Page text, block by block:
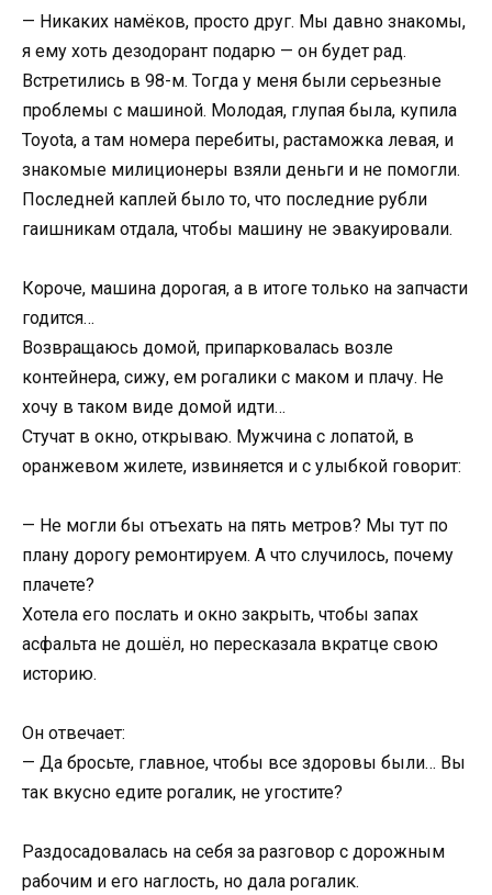
— Никаких намёков, просто друг. Мы давно знакомы,
я ему хоть дезодорант подарю — он будет рад.
Встретились в 98-м. Тогда у меня были серьезные
проблемы с машиной. Молодая, глупая была, купила
Toyota, а там номера перебиты, растаможка левая, и
знакомые милиционеры взяли деньги и не помогли.
Последней каплей было то, что последние рубли
гаишникам отдала, чтобы машину не эвакуировали.
Короче, машина дорогая, а в итоге только на запчасти
годится…
Возвращаюсь домой, припарковалась возле
контейнера, сижу, ем рогалики с маком и плачу. Не
хочу в таком виде домой идти…
Стучат в окно, открываю. Мужчина с лопатой, в
оранжевом жилете, извиняется и с улыбкой говорит:
— Не могли бы отъехать на пять метров? Мы тут по
плану дорогу ремонтируем. А что случилось, почему
плачете?
Хотела его послать и окно закрыть, чтобы запах
асфальта не дошёл, но пересказала вкратце свою
историю.
Он отвечает:
— Да бросьте, главное, чтобы все здоровы были… Вы
так вкусно едите рогалик, не угостите?
Раздосадовалась на себя за разговор с дорожным
рабочим и его наглость, но дала рогалик.